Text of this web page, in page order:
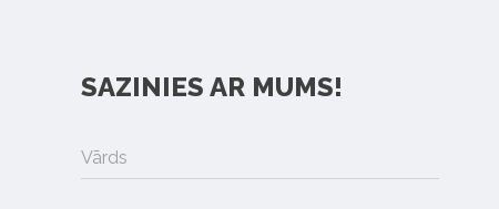
SAZINIES AR MUMS!
Vārds